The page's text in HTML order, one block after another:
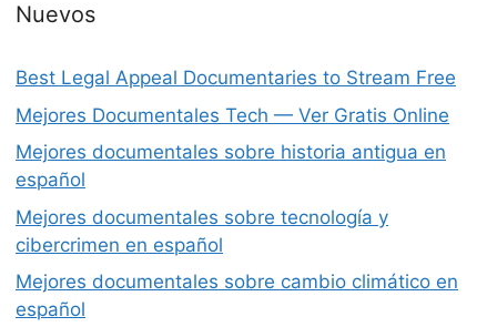
Nuevos
Best Legal Appeal Documentaries to Stream Free
Mejores Documentales Tech — Ver Gratis Online
Mejores documentales sobre historia antigua en
español
Mejores documentales sobre tecnología y
cibercrimen en español
Mejores documentales sobre cambio climático en
español